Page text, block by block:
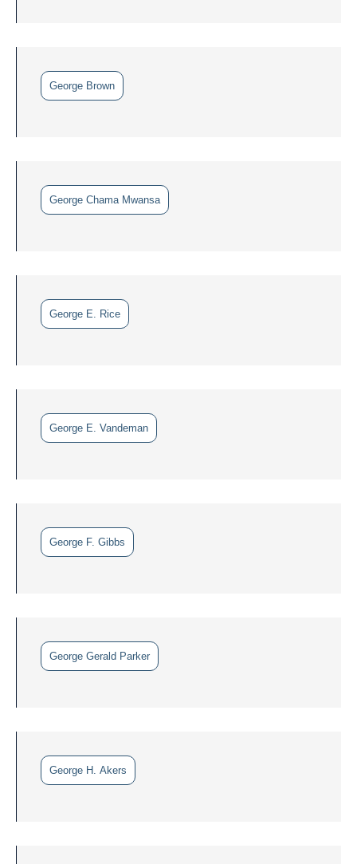
George Brown
George Chama Mwansa
George E. Rice
George E. Vandeman
George F. Gibbs
George Gerald Parker
George H. Akers